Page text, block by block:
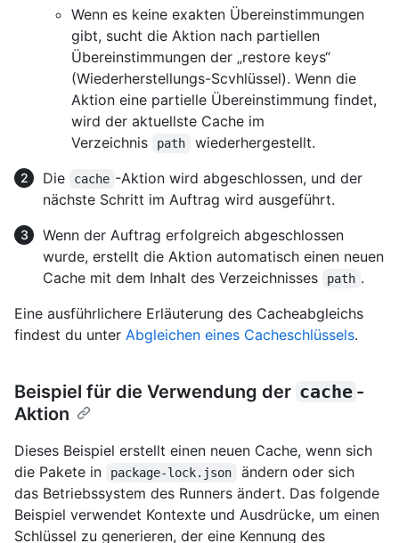
Wenn es keine exakten Übereinstimmungen
gibt, sucht die Aktion nach partiellen
Übereinstimmungen der „restore keys“
(Wiederherstellungs-Scvhlüssel). Wenn die
Aktion eine partielle Übereinstimmung findet,
wird der aktuellste Cache im
Verzeichnis
path
wiederhergestellt.
Die
cache -Aktion wird abgeschlossen, und der
nächste Schritt im Auftrag wird ausgeführt.
Wenn der Auftrag erfolgreich abgeschlossen
wurde, erstellt die Aktion automatisch einen neuen
Cache mit dem Inhalt des Verzeichnisses
path .
Eine ausführlichere Erläuterung des Cacheabgleichs
findest du unter Abgleichen eines Cacheschlüssels.
Beispiel für die Verwendung der cache -
Aktion
Dieses Beispiel erstellt einen neuen Cache, wenn sich
die Pakete in
package-lock.json
ändern oder sich
das Betriebssystem des Runners ändert. Das folgende
Beispiel verwendet Kontexte und Ausdrücke, um einen
Schlüssel zu generieren, der eine Kennung des